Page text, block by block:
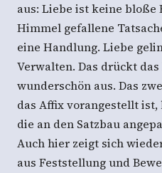
aus: Liebe ist keine bloße
Himmel gefallene
eine Handlung. Liebe
Verwalten. Das drückt das
wunderschön aus. Das
das Affix vorangestellt ist,
die an den Satzbau
Auch hier zeigt sich
aus Feststellung und